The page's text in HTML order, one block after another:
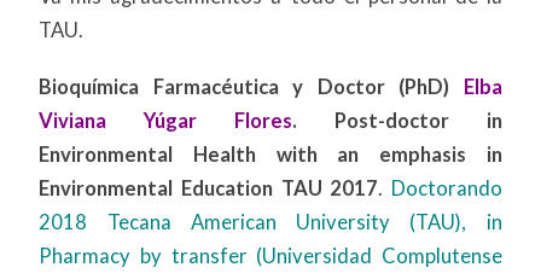
TAU.
Bioquímica Farmacéutica y Doctor (PhD) Elba
Viviana Yúgar Flores. Post-doctor in
Environmental Health with an emphasis in
Environmental Education TAU 2017. Doctorando
2018 Tecana American University (TAU), in
Pharmacy by transfer (Universidad Complutense